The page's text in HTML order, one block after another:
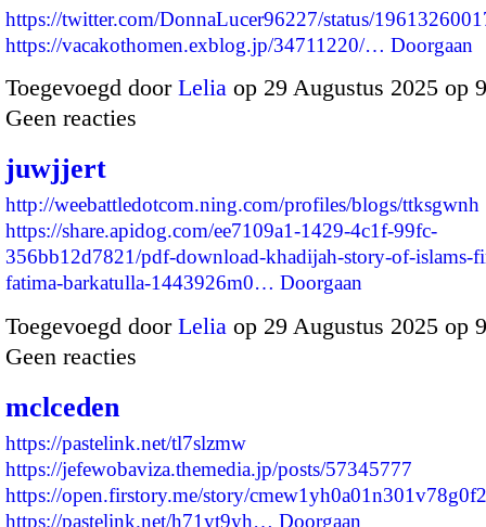
https://twitter.com/DonnaLucer96227/status/
https://vacakothomen.exblog.jp/34711220/… Doorgaan
Toegevoegd door Lelia op 29 Augustus 2025 op
Geen reacties
juwjjert
http://weebattledotcom.ning.com/profiles/blogs/ttksgwnh
https://share.apidog.com/ee7109a1-1429-4c1f-99fc-
356bb12d7821/pdf-download-khadijah-story-of-islams-
fatima-barkatulla-1443926m0… Doorgaan
Toegevoegd door Lelia op 29 Augustus 2025 op
Geen reacties
mclceden
https://pastelink.net/tl7slzmw
https://jefewobaviza.themedia.jp/posts/57345777
https://open.firstory.me/story/
https://pastelink.net/h71yt9yh… Doorgaan